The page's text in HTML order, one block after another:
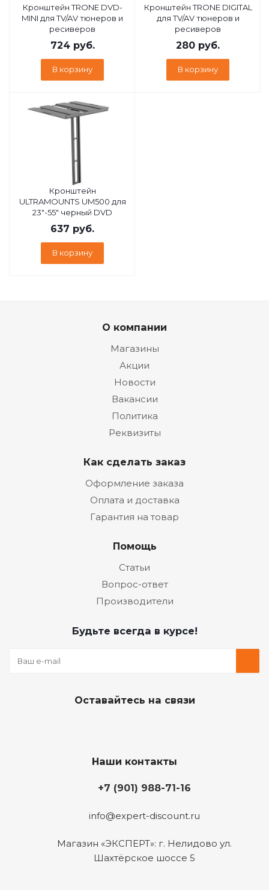
Кронштейн TRONE DVD-
MINI для TV/AV тюнеров и
ресиверов
724руб.
В корзину
Кронштейн TRONE DIGITAL
для TV/AV тюнеров и
ресиверов
280 руб.
В корзину
Кронштейн
ULTRAMOUNTS UM500 для
23"-55" черный DVD
637 руб.
В корзину
О компании
Магазины
Акции
Новости
Вакансии
Политика
Реквизиты
Как сделать заказ
Оформление заказа
Оплата и доставка
Гарантия на товар
Помощь
Статьи
Вопрос-ответ
Производители
Будьте всегда в курсе!
Оставайтесь на связи
Наши контакты
+7 (901) 988-71-16
info@expert-discount.ru
Магазин «ЭКСПЕРТ»: г. Нелидово ул.
Шахтёрское шоссе 5